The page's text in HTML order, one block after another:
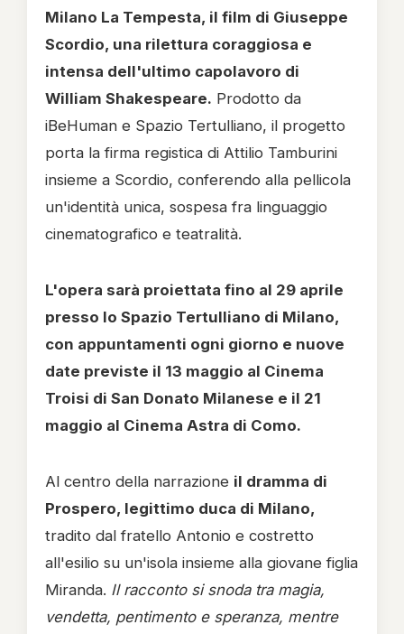
Milano La Tempesta, il film di Giuseppe
Scordio, una rilettura coraggiosa e
intensa dell'ultimo capolavoro di
William Shakespeare. Prodotto da
iBeHuman e Spazio Tertulliano, il progetto
porta la firma registica di Attilio Tamburini
insieme a Scordio, conferendo alla pellicola
un'identità unica, sospesa fra linguaggio
cinematografico e teatralità.
L'opera sarà proiettata fino al 29 aprile
presso lo Spazio Tertulliano di Milano,
con appuntamenti ogni giorno e nuove
date previste il 13 maggio al Cinema
Troisi di San Donato Milanese e il 21
maggio al Cinema Astra di Como.
Al centro della narrazione il dramma di
Prospero, legittimo duca di Milano,
tradito dal fratello Antonio e costretto
all'esilio su un'isola insieme alla giovane figlia
Miranda. Il racconto si snoda tra magia,
vendetta, pentimento e speranza, mentre